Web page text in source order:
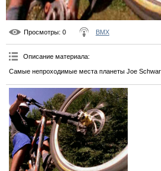
Просмотры: 0 BMX
Описание материала:
Самые непроходимые места планеты Joe